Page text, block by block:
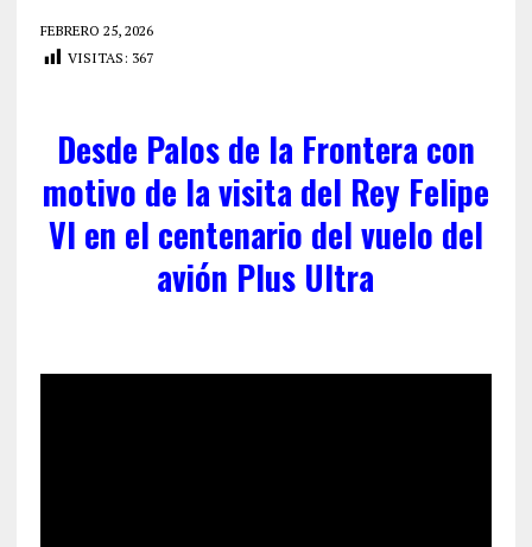
FEBRERO 25, 2026
VISITAS: 367
Desde Palos de la Frontera con
motivo de la visita del ReyFelipe
VI en el centenario del vuelo del
avión Plus Ultra